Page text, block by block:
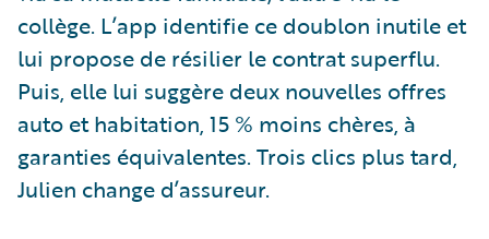
collège. L’app identifie ce doublon inutile et
lui propose de résilier le contrat superflu.
Puis, elle lui suggère deux nouvelles offres
auto et habitation, 15 % moins chères, à
garanties équivalentes. Trois clics plus tard,
Julien change d’assureur.